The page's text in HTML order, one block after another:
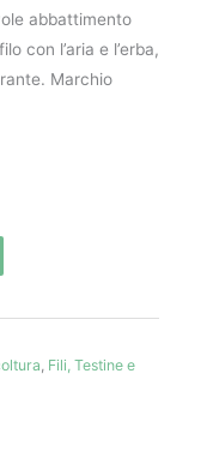
abbattimento
con l’aria e l’erba,
Marchio
, Fili, Testine e